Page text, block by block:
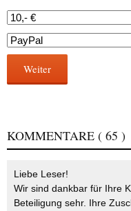
Weiter
KOMMENTARE ( 65 )
Liebe Leser!
Wir sind dankbar für Ihre
Beteiligung sehr. Ihre